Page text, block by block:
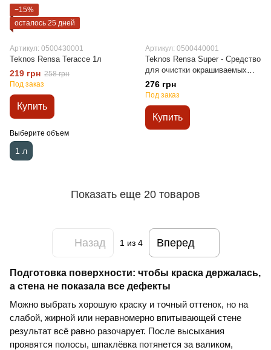
−15%
осталось 25 дней
Артикул: 0500430001
Teknos Rensa Teracce 1л
219 грн 258 грн
Под заказ
Купить
Выберите объем
1 л
Артикул: 0500440001
Teknos Rensa Super - Средство
для очистки окрашиваемых
поверхностей 1л
276 грн
Под заказ
Купить
Показать еще 20 товаров
Назад 1 из 4 Вперед
Подготовка поверхности: чтобы краска держалась,
а стена не показала все дефекты
Можно выбрать хорошую краску и точный оттенок, но на
слабой, жирной или неравномерно впитывающей стене
результат всё равно разочарует. После высыхания
проявятся полосы, шпаклёвка потянется за валиком,